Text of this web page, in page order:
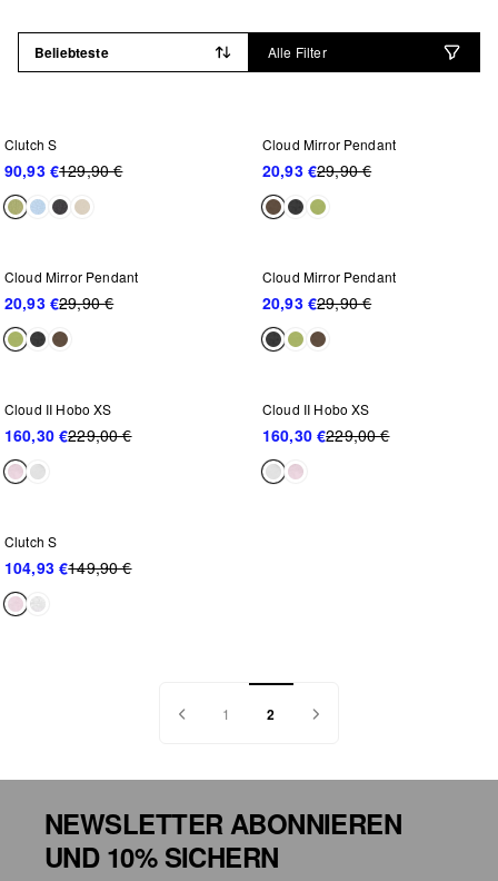
Alle Filter
Beliebteste
Clutch S
90,93 €129,90 €
Cloud Mirror Pendant
20,93 €29,90 €
Cloud Mirror Pendant
20,93 €29,90 €
Cloud Mirror Pendant
20,93 €29,90 €
WEITER REDUZIERT
Cloud II Hobo XS
160,30 €229,00 €
WEITER REDUZIERT
Cloud II Hobo XS
160,30 €229,00 €
WEITER REDUZIERT
Clutch S
104,93 €149,90 €
1 2
NEWSLETTER ABONNIEREN
UND 10% SICHERN